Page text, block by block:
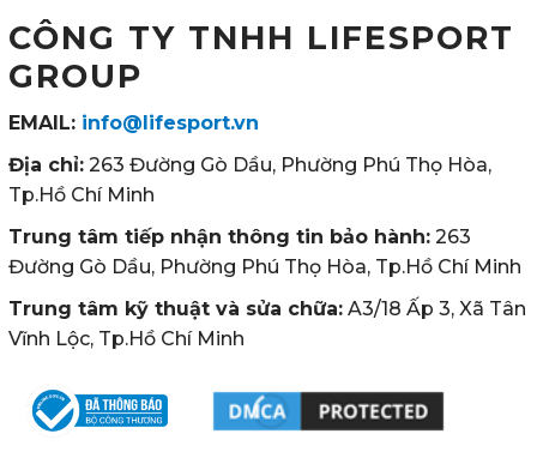
CÔNG TY TNHH LIFESPORT
GROUP
EMAIL: info@lifesport.vn
Địa chỉ: 263 Đường Gò Dầu, Phường Phú Thọ Hòa,
Tp.Hồ Chí Minh
Trung tâm tiếp nhận thông tin bảo hành: 263
Đường Gò Dầu, Phường Phú Thọ Hòa, Tp.Hồ Chí Minh
Trung tâm kỹ thuật và sửa chữa: A3/18 Ấp 3, Xã Tân
Vĩnh Lộc, Tp.Hồ Chí Minh